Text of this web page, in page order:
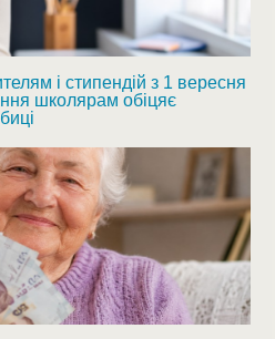
і стипендій з 1 вересня
школярам обіцяє